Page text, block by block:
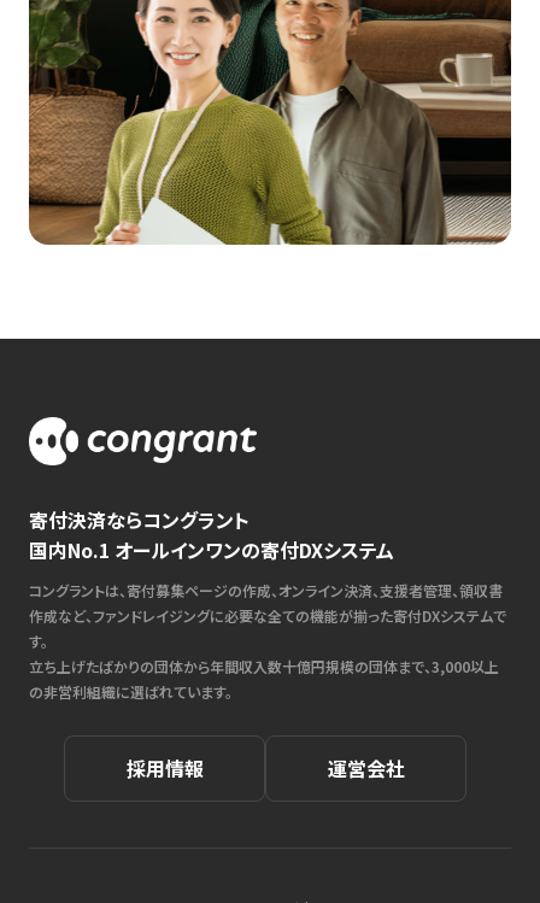
寄付決済ならコングラント
国内No.1 オールインワンの寄付DXシステム
コングラントは、寄付募集ページの作成、オンライン決済、支援者管理、領収書
作成など、ファンドレイジングに必要な全ての機能が揃った寄付DXシステムで
す。
立ち上げたばかりの団体から年間収入数十億円規模の団体まで、3,000以上
の非営利組織に選ばれています。
採用情報 運営会社